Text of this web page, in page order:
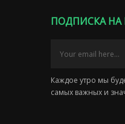
ПОДПИСКА
Каждое утро мы
самых важных и